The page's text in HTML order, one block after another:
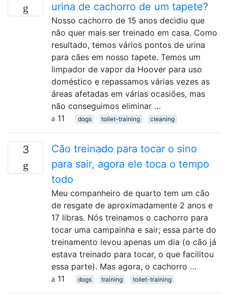
urina de cachorro de um tapete?
Nosso cachorro de 15 anos decidiu que
não quer mais ser treinado em casa. Como
resultado, temos vários pontos de urina
para cães em nosso tapete. Temos um
limpador de vapor da Hoover para uso
doméstico e repassamos várias vezes as
áreas afetadas em várias ocasiões, mas
não conseguimos eliminar …
11
dogs toilet-training cleaning
3
Cão treinado para tocar o sino
para sair, agora ele toca o tempo
todo
Meu companheiro de quarto tem um cão
de resgate de aproximadamente 2 anos e
17 libras. Nós treinamos o cachorro para
tocar uma campainha e sair; essa parte do
treinamento levou apenas um dia (o cão já
estava treinado para tocar, o que facilitou
essa parte). Mas agora, o cachorro …
11
dogs training toilet-training